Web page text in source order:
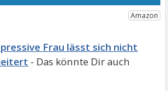
Frau lässt sich nicht